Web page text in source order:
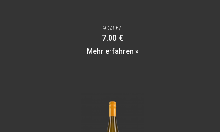
9.33 €/l
7.00 €
Mehr erfahren »